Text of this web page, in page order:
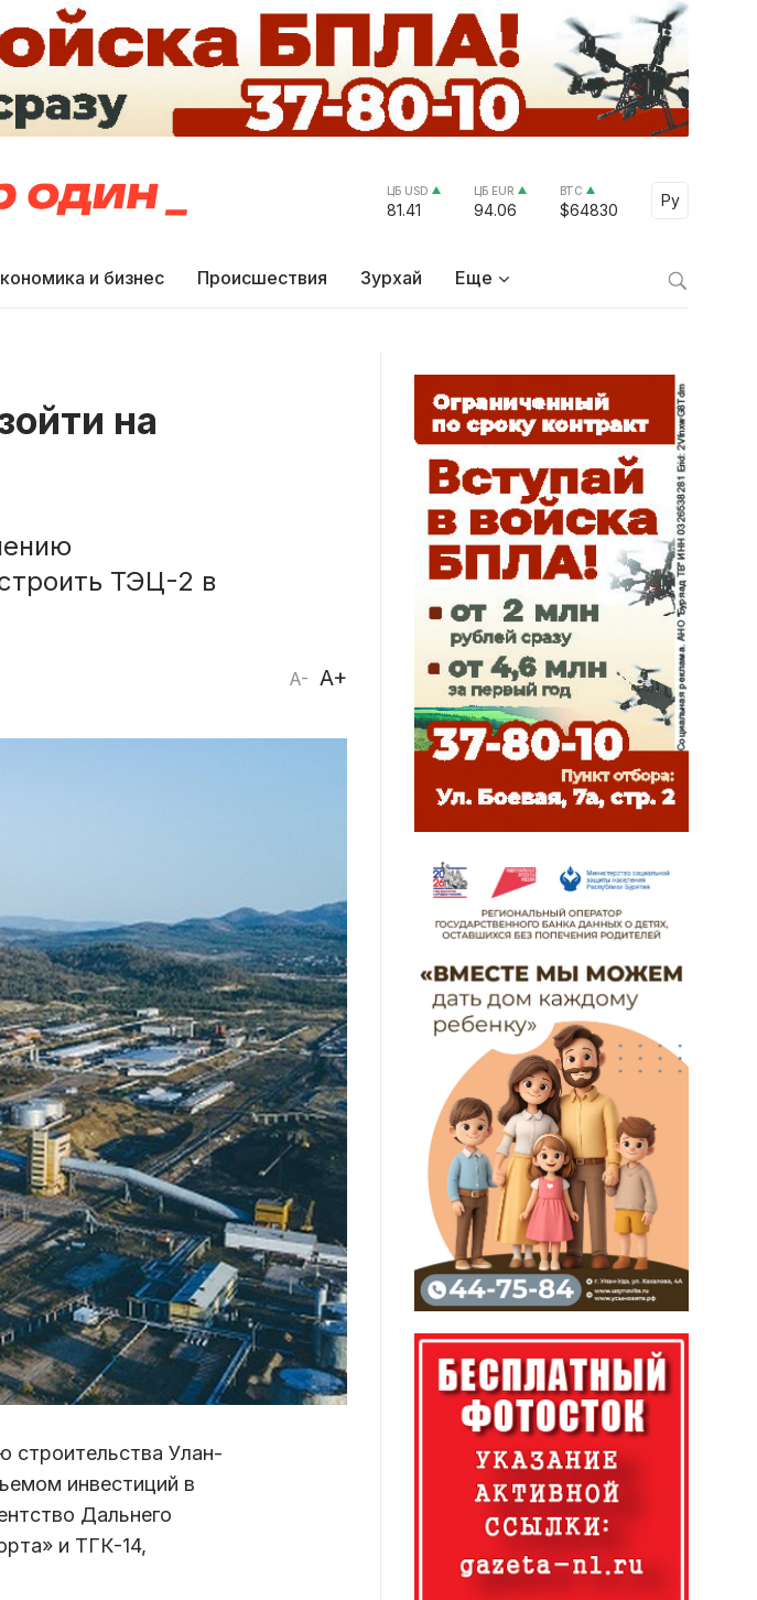
ЦБ USD
81.41
ЦБ EUR
94.06
BTC
$64830
Ру
Select
и бизнес Происшествия Зурхай Еще
на
ТЭЦ-2 в
A- A+
строительства Улан-
инвестиций в
Дальнего
и ТГК-14,